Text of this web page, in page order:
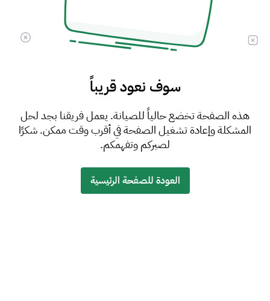
سوف نعود قريباً
هذه الصفحة تخضع حالياً للصيانة. يعمل فريقنا بجد لحل
المشكلة وإعادة تشغيل الصفحة في أقرب وقت ممكن. شكرًا
لصبركم وتفهمكم.
العودة للصفحة الرئيسية